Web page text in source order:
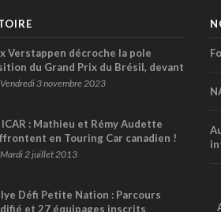
Verstappen décroche la pole
du Grand Prix du Brésil, devant
Leclerc et Lance Stroll !
Vendredi 3 novembre 2023
ICAR : Mathieu et Rémy Audette
en Touring Car canadien !
Mardi 2 juillet 2013
Défi Petite Nation : Parcours
et 27 équipages inscrits